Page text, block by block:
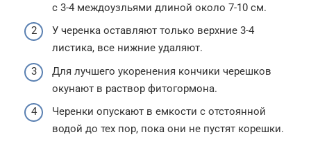
с 3-4 междоузльями длиной около 7-10 см.
У черенка оставляют только верхние 3-4
листика, все нижние удаляют.
Для лучшего укоренения кончики черешков
окунают в раствор фитогормона.
Черенки опускают в емкости с отстоянной
водой до тех пор, пока они не пустят корешки.